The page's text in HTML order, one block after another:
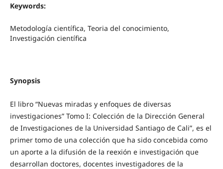
Keywords:
Metodología científica, Teoria del conocimiento,
Investigación científica
Synopsis
El libro “Nuevas miradas y enfoques de diversas
investigaciones” Tomo I: Colección de la Dirección General
de Investigaciones de la Universidad Santiago de Cali”, es el
primer tomo de una colección que ha sido concebida como
un aporte a la difusión de la reexión e investigación que
desarrollan doctores, docentes investigadores de la